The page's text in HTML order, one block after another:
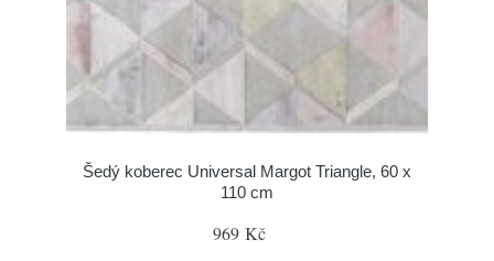
Šedý koberec Universal Margot Triangle, 60 x
110 cm
969 Kč